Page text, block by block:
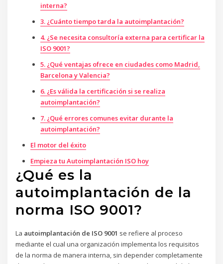
interna?
3. ¿Cuánto tiempo tarda la autoimplantación?
4. ¿Se necesita consultoría externa para certificar la
ISO 9001?
5. ¿Qué ventajas ofrece en ciudades como Madrid,
Barcelona y Valencia?
6. ¿Es válida la certificación si se realiza
autoimplantación?
7. ¿Qué errores comunes evitar durante la
autoimplantación?
El motor del éxito
Empieza tu Autoimplantación ISO hoy
¿Qué es la
autoimplantación de la
norma ISO 9001?
La autoimplantación de ISO 9001 se refiere al proceso
mediante el cual una organización implementa los requisitos
de la norma de manera interna, sin depender completamente